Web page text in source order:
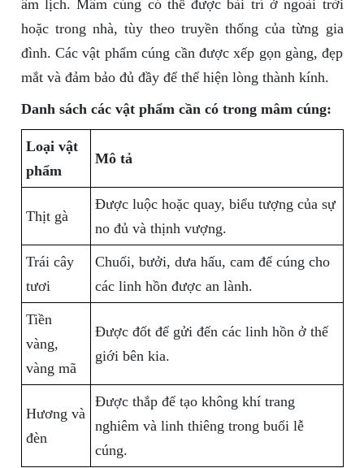
âm lịch. Mâm cúng có thể được bài trí ở ngoài trời
hoặc trong nhà, tùy theo truyền thống của từng gia
đình. Các vật phẩm cúng cần được xếp gọn gàng, đẹp
mắt và đảm bảo đủ đầy để thể hiện lòng thành kính.
Danh sách các vật phẩm cần có trong mâm cúng:
Loại vật
phẩm
Mô tả
Thịt gà
Được luộc hoặc quay, biểu tượng của sự
no đủ và thịnh vượng.
Trái cây
tươi
Chuối, bưởi, dưa hấu, cam để cúng cho
các linh hồn được an lành.
Tiền
vàng,
vàng mã
Được đốt để gửi đến các linh hồn ở thế
giới bên kia.
Hương và
đèn
Được thắp để tạo không khí trang
nghiêm và linh thiêng trong buổi lễ
cúng.